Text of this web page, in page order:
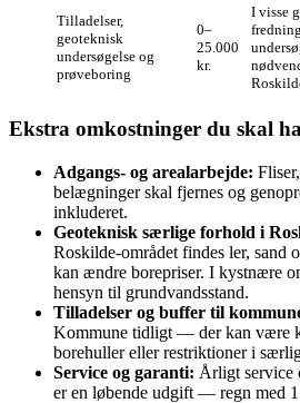
Tilladelser,
geoteknisk
undersøgelse og
prøveboring
0–
25.000
kr.
I visse
Ekstra omkostninger du skal
Adgangs- og arealarbejde:
belægninger skal fjernes og
inkluderet.
Geoteknisk særlige forhold i
Roskilde‑området findes ler, sand
kan ændre borepriser. I kystnære
hensyn til grundvandsstand.
Tilladelser og buffer til
Kommune tidligt — der kan være
borehuller eller restriktioner i
Service og garanti: Årligt service
er en løbende udgift — regn med